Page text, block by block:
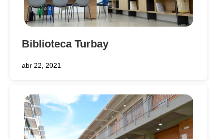
Biblioteca Turbay
abr 22, 2021